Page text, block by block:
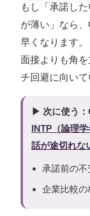
もし「承諾し
が薄い」なら
早くなります。
面接よりも角
チ回避に向いて
▶ 次に使う：
INTP（論理
話が途切れな
承諾前の不
企業比較の